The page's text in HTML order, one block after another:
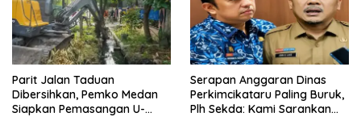
Parit Jalan Taduan
Dibersihkan, Pemko Medan
Siapkan Pemasangan U-
Serapan Anggaran Dinas
Perkimcikataru Paling Buruk,
Plh Sekda: Kami Sarankan